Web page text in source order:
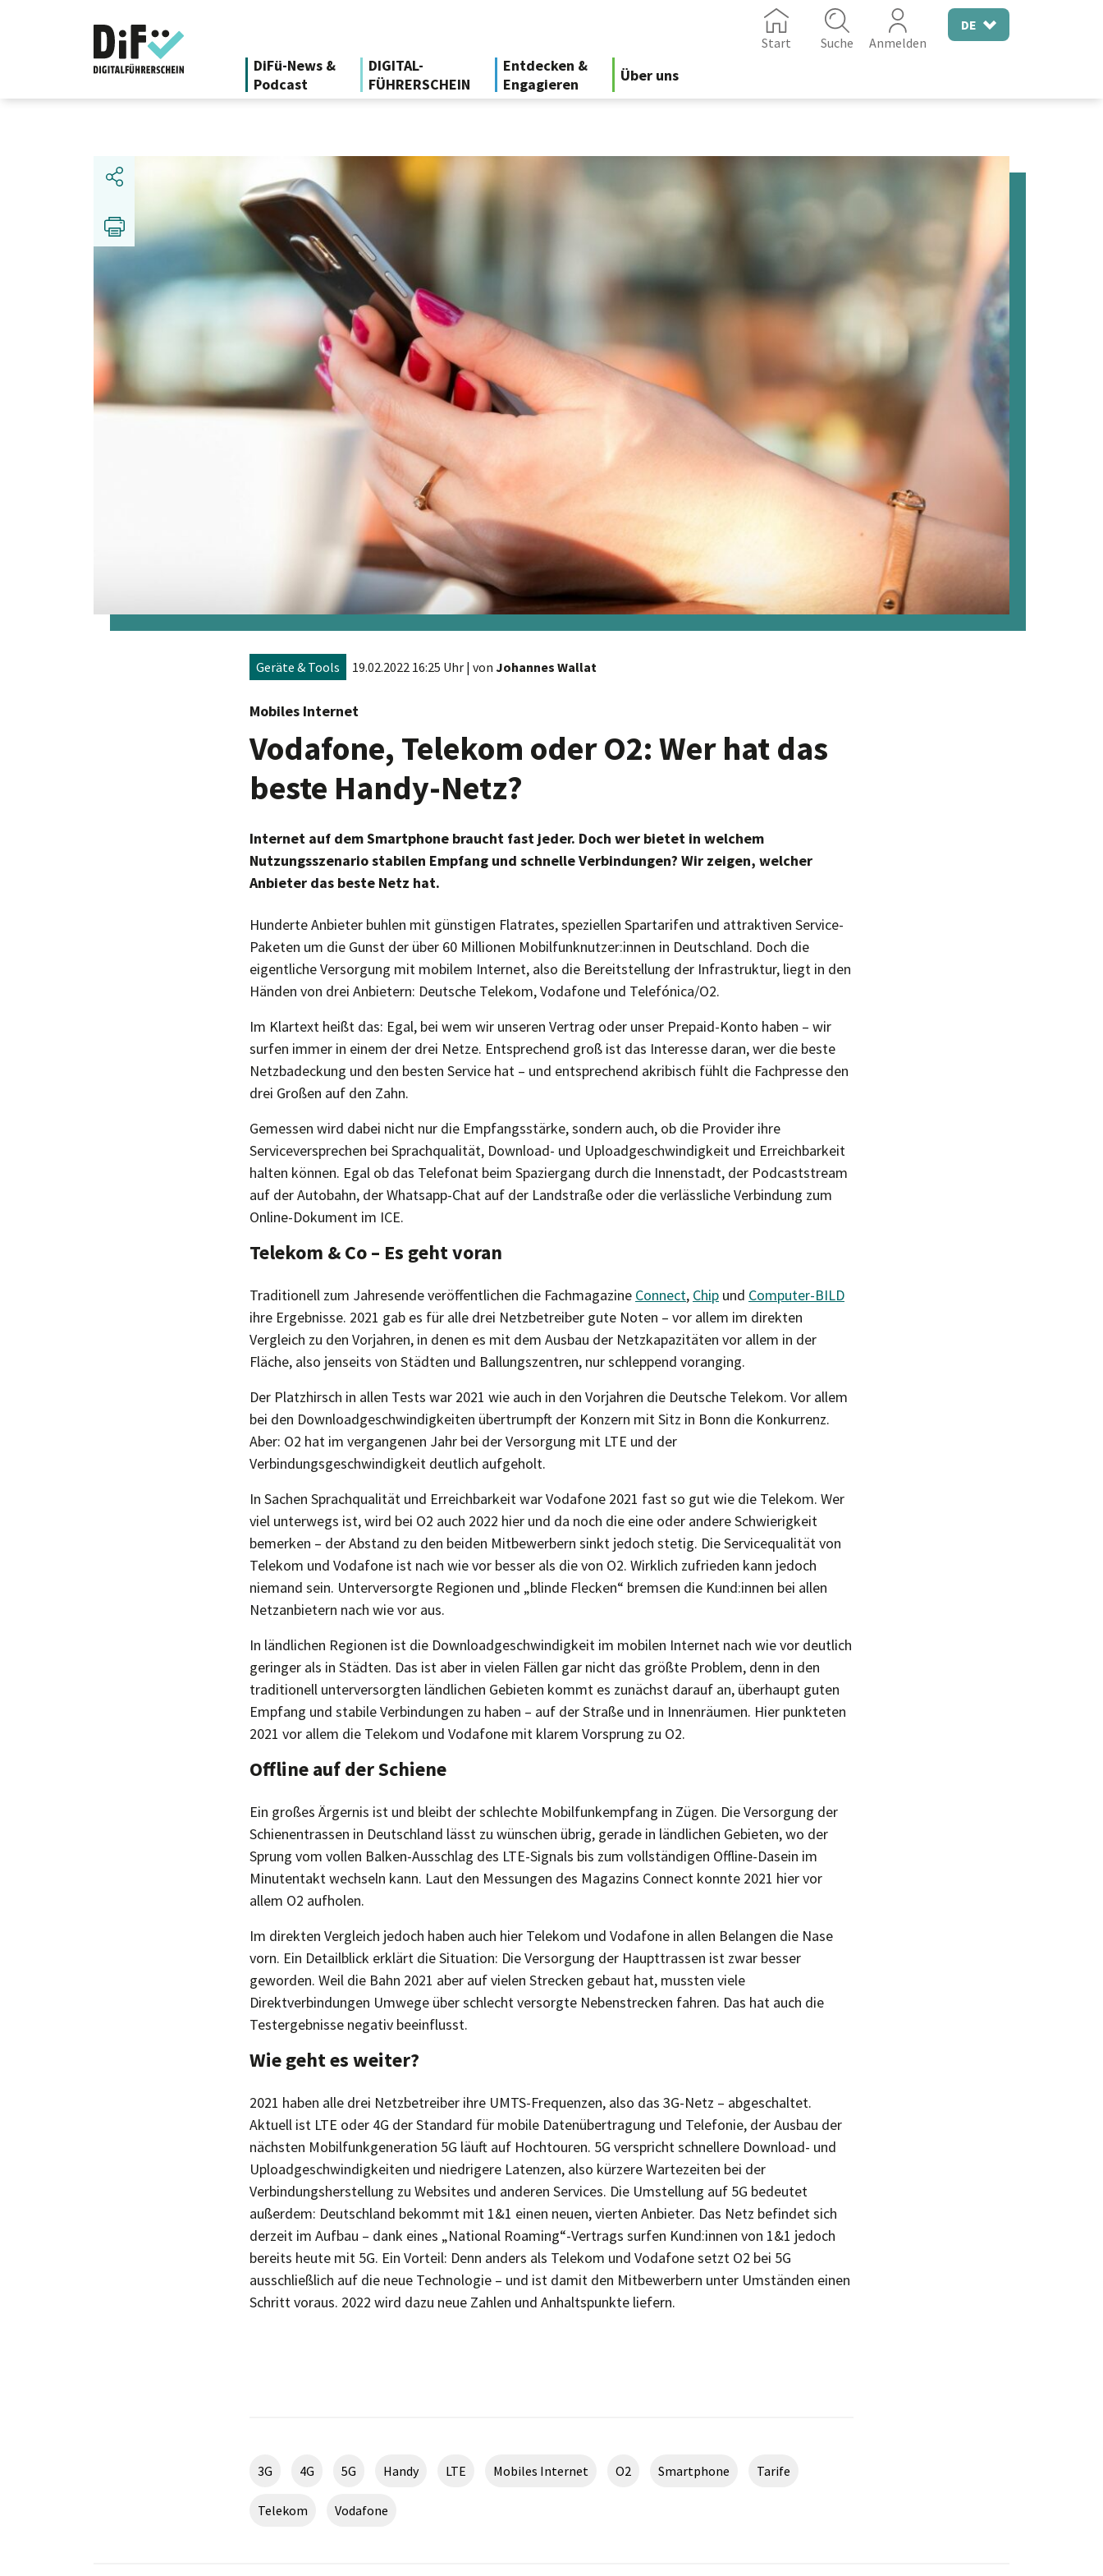
DiFü-News &
Podcast
DIGITAL-
FÜHRERSCHEIN
Entdecken &
Engagieren
Über uns
Start Suche Anmelden
DE
Drucken
Geräte & Tools 19.02.2022 16:25 Uhr | von Johannes Wallat
Mobiles Internet
Vodafone, Telekom oder O2: Wer hat das
beste Handy-Netz?
Internet auf dem Smartphone braucht fast jeder. Doch wer bietet in welchem
Nutzungsszenario stabilen Empfang und schnelle Verbindungen? Wir zeigen, welcher
Anbieter das beste Netz hat.
Hunderte Anbieter buhlen mit günstigen Flatrates, speziellen Spartarifen und attraktiven Service-
Paketen um die Gunst der über 60 Millionen Mobilfunknutzer:innen in Deutschland. Doch die
eigentliche Versorgung mit mobilem Internet, also die Bereitstellung der Infrastruktur, liegt in den
Händen von drei Anbietern: Deutsche Telekom, Vodafone und Telefónica/O2.
Im Klartext heißt das: Egal, bei wem wir unseren Vertrag oder unser Prepaid-Konto haben – wir
surfen immer in einem der drei Netze. Entsprechend groß ist das Interesse daran, wer die beste
Netzbadeckung und den besten Service hat – und entsprechend akribisch fühlt die Fachpresse den
drei Großen auf den Zahn.
Gemessen wird dabei nicht nur die Empfangsstärke, sondern auch, ob die Provider ihre
Serviceversprechen bei Sprachqualität, Download- und Uploadgeschwindigkeit und Erreichbarkeit
halten können. Egal ob das Telefonat beim Spaziergang durch die Innenstadt, der Podcaststream
auf der Autobahn, der Whatsapp-Chat auf der Landstraße oder die verlässliche Verbindung zum
Online-Dokument im ICE.
Telekom & Co – Es geht voran
Traditionell zum Jahresende veröffentlichen die Fachmagazine Connect, Chip und Computer-BILD
ihre Ergebnisse. 2021 gab es für alle drei Netzbetreiber gute Noten – vor allem im direkten
Vergleich zu den Vorjahren, in denen es mit dem Ausbau der Netzkapazitäten vor allem in der
Fläche, also jenseits von Städten und Ballungszentren, nur schleppend voranging.
Der Platzhirsch in allen Tests war 2021 wie auch in den Vorjahren die Deutsche Telekom. Vor allem
bei den Downloadgeschwindigkeiten übertrumpft der Konzern mit Sitz in Bonn die Konkurrenz.
Aber: O2 hat im vergangenen Jahr bei der Versorgung mit LTE und der
Verbindungsgeschwindigkeit deutlich aufgeholt.
In Sachen Sprachqualität und Erreichbarkeit war Vodafone 2021 fast so gut wie die Telekom. Wer
viel unterwegs ist, wird bei O2 auch 2022 hier und da noch die eine oder andere Schwierigkeit
bemerken – der Abstand zu den beiden Mitbewerbern sinkt jedoch stetig. Die Servicequalität von
Telekom und Vodafone ist nach wie vor besser als die von O2. Wirklich zufrieden kann jedoch
niemand sein. Unterversorgte Regionen und „blinde Flecken“ bremsen die Kund:innen bei allen
Netzanbietern nach wie vor aus.
In ländlichen Regionen ist die Downloadgeschwindigkeit im mobilen Internet nach wie vor deutlich
geringer als in Städten. Das ist aber in vielen Fällen gar nicht das größte Problem, denn in den
traditionell unterversorgten ländlichen Gebieten kommt es zunächst darauf an, überhaupt guten
Empfang und stabile Verbindungen zu haben – auf der Straße und in Innenräumen. Hier punkteten
2021 vor allem die Telekom und Vodafone mit klarem Vorsprung zu O2.
Offline auf der Schiene
Ein großes Ärgernis ist und bleibt der schlechte Mobilfunkempfang in Zügen. Die Versorgung der
Schienentrassen in Deutschland lässt zu wünschen übrig, gerade in ländlichen Gebieten, wo der
Sprung vom vollen Balken-Ausschlag des LTE-Signals bis zum vollständigen Offline-Dasein im
Minutentakt wechseln kann. Laut den Messungen des Magazins Connect konnte 2021 hier vor
allem O2 aufholen.
Im direkten Vergleich jedoch haben auch hier Telekom und Vodafone in allen Belangen die Nase
vorn. Ein Detailblick erklärt die Situation: Die Versorgung der Haupttrassen ist zwar besser
geworden. Weil die Bahn 2021 aber auf vielen Strecken gebaut hat, mussten viele
Direktverbindungen Umwege über schlecht versorgte Nebenstrecken fahren. Das hat auch die
Testergebnisse negativ beeinflusst.
Wie geht es weiter?
2021 haben alle drei Netzbetreiber ihre UMTS-Frequenzen, also das 3G-Netz – abgeschaltet.
Aktuell ist LTE oder 4G der Standard für mobile Datenübertragung und Telefonie, der Ausbau der
nächsten Mobilfunkgeneration 5G läuft auf Hochtouren. 5G verspricht schnellere Download- und
Uploadgeschwindigkeiten und niedrigere Latenzen, also kürzere Wartezeiten bei der
Verbindungsherstellung zu Websites und anderen Services. Die Umstellung auf 5G bedeutet
außerdem: Deutschland bekommt mit 1&1 einen neuen, vierten Anbieter. Das Netz befindet sich
derzeit im Aufbau – dank eines „National Roaming“-Vertrags surfen Kund:innen von 1&1 jedoch
bereits heute mit 5G. Ein Vorteil: Denn anders als Telekom und Vodafone setzt O2 bei 5G
ausschließlich auf die neue Technologie – und ist damit den Mitbewerbern unter Umständen einen
Schritt voraus. 2022 wird dazu neue Zahlen und Anhaltspunkte liefern.
3G 4G 5G Handy LTE Mobiles Internet O2 Smartphone Tarife
Telekom Vodafone